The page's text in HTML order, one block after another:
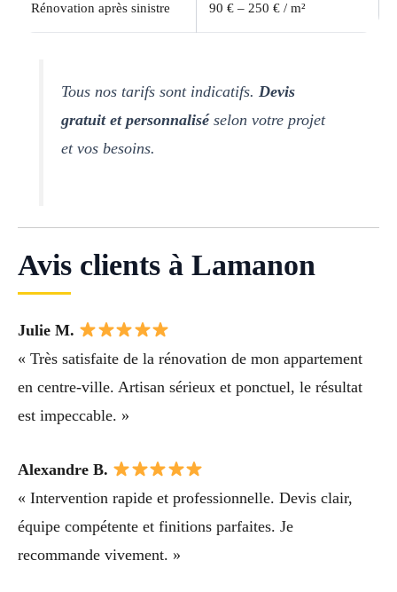
Rénovation après sinistre 90 € – 250 € / m²
Tous nos tarifs sont indicatifs.Devis
gratuit et personnaliséselon votre projet
et vos besoins.
Avis clients à Lamanon
Julie M.
« Très satisfaite de la rénovation de mon appartement
en centre-ville. Artisan sérieux et ponctuel, le résultat
est impeccable. »
Alexandre B.
« Intervention rapide et professionnelle. Devis clair,
équipe compétente et finitions parfaites. Je
recommande vivement. »